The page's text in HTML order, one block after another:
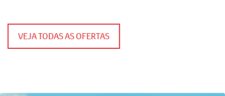
VEJA TODAS AS OFERTAS